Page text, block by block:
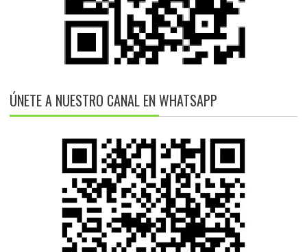
ÚNETE A NUESTRO CANAL EN WHATSAPP